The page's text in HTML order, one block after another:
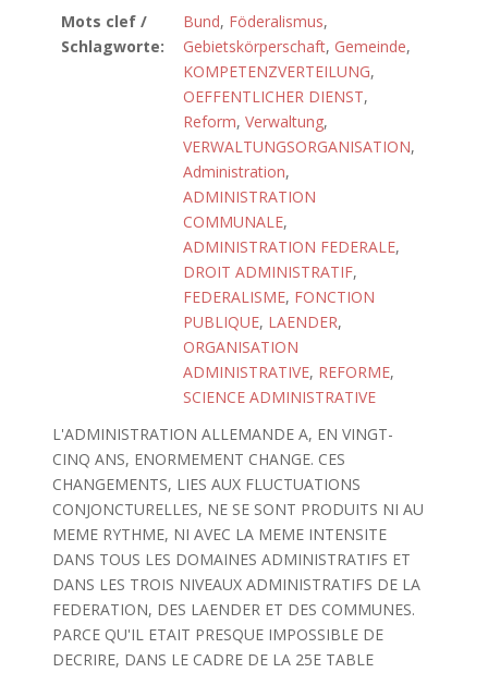
Mots clef /
Schlagworte:
Bund, Föderalismus,
Gebietskörperschaft, Gemeinde,
KOMPETENZVERTEILUNG,
OEFFENTLICHER DIENST,
Reform, Verwaltung,
VERWALTUNGSORGANISATION,
Administration,
ADMINISTRATION
COMMUNALE,
ADMINISTRATION FEDERALE,
DROIT ADMINISTRATIF,
FEDERALISME, FONCTION
PUBLIQUE, LAENDER,
ORGANISATION
ADMINISTRATIVE, REFORME,
SCIENCE ADMINISTRATIVE
L'ADMINISTRATION ALLEMANDE A, EN VINGT-
CINQ ANS, ENORMEMENT CHANGE. CES
CHANGEMENTS, LIES AUX FLUCTUATIONS
CONJONCTURELLES, NE SE SONT PRODUITS NI AU
MEME RYTHME, NI AVEC LA MEME INTENSITE
DANS TOUS LES DOMAINES ADMINISTRATIFS ET
DANS LES TROIS NIVEAUX ADMINISTRATIFS DE LA
FEDERATION, DES LAENDER ET DES COMMUNES.
PARCE QU'IL ETAIT PRESQUE IMPOSSIBLE DE
DECRIRE, DANS LE CADRE DE LA 25E TABLE